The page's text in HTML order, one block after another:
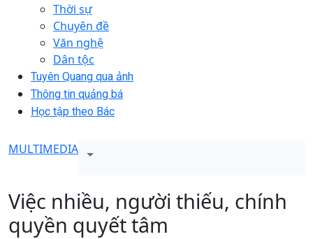
Thời sự
Chuyên đề
Văn nghệ
Dân tộc
Tuyên Quang qua ảnh
Thông tin quảng bá
Học tập theo Bác
MULTIMEDIA
Việc nhiều, người thiếu, chính
quyền quyết tâm